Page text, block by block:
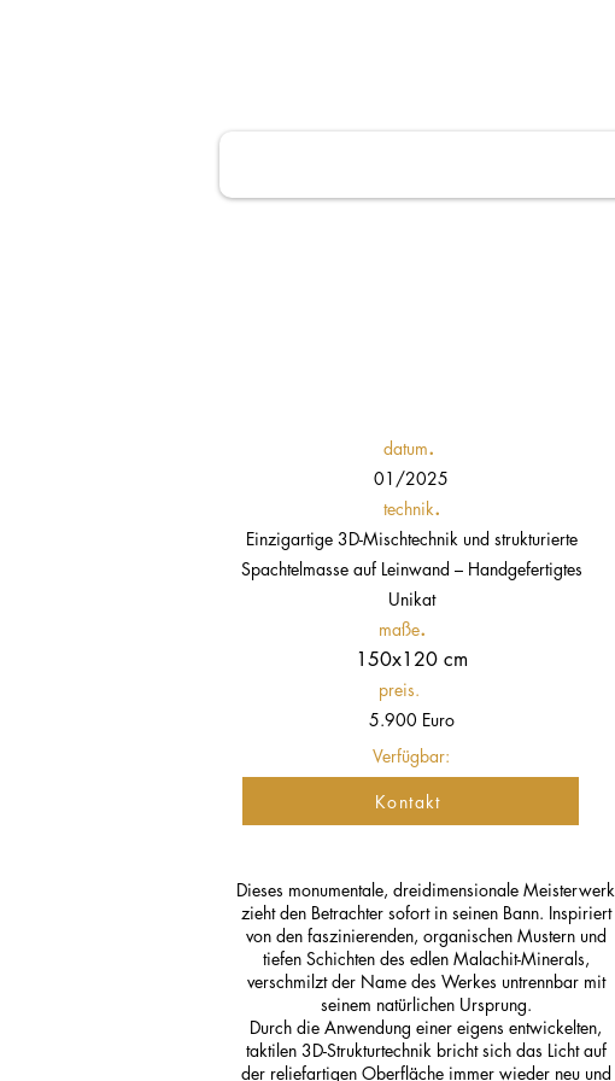
datum.
01/2025
technik.
Einzigartige 3D-Mischtechnik und strukturierte
Spachtelmasse auf Leinwand – Handgefertigtes
Unikat
maße.
150x120 cm
preis.
5.900 Euro
Verfügbar:
Kontakt
Dieses monumentale, dreidimensionale Meisterwerk
zieht den Betrachter sofort in seinen Bann. Inspiriert
von den faszinierenden, organischen Mustern und
tiefen Schichten des edlen Malachit-Minerals,
verschmilzt der Name des Werkes untrennbar mit
seinem natürlichen Ursprung.
Durch die Anwendung einer eigens entwickelten,
taktilen 3D-Strukturtechnik bricht sich das Licht auf
der reliefartigen Oberfläche immer wieder neu und